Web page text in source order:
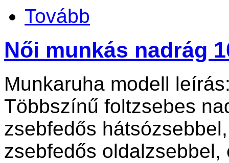
Tovább
Női munkás nadrág
Munkaruha modell
Többszínű foltzsebes
zsebfedős
zsebfedős